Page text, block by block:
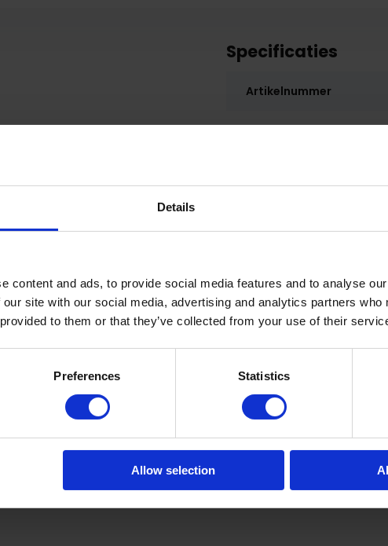
Details
content and ads, to provide social media features and to analyse
site with our social media, advertising and analytics partners who
to them or that they’ve collected from your use of their
Preferences Statistics
Allow selection
(halfglans/zijdeglans/glans).
oil staat bekend als
en ontvetten met Natural
op kleurechtheid en
gelijkmatig en cirkelvormig
Specificaties
Artikelnummer
Oil - 250ml